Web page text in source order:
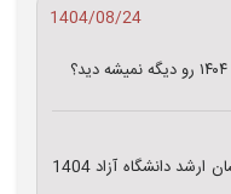
1404/08/24
سلام، لینک مشاهده نتایج استعداد درخشان ارشد دانشگاه آزاد 1404